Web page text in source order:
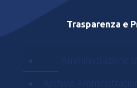
Trasparenza e
Amministrazione
Archivio